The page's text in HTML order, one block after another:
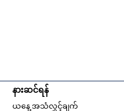
နားဆင်ရန်
ယနေ့ အသံလွှင့်ချက်